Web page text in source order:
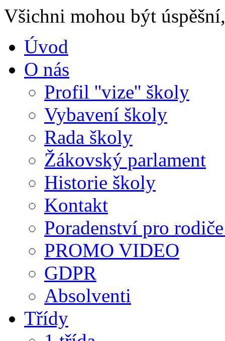
Všichni mohou být
Úvod
O nás
Profil ''vize'' školy
Vybavení školy
Rada školy
Žákovský parlament
Historie školy
Kontakt
Poradenství pro
PROMO VIDEO
GDPR
Absolventi
Třídy